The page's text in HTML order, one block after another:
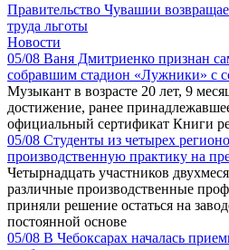
Правительство Чувашии
труда льготы
Новости
05/08 Ваня Дмитриенко признан
собравшим стадион «Лужники» с
Музыкант в возрасте 20 лет, 9
достижение, ранее
официальный сертификат Книги
05/08 Студенты из четырех
производственную практику на
Четырнадцать участников
различные производственные
приняли решение остаться на
постоянной основе
05/08 В Чебоксарах началась